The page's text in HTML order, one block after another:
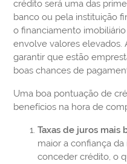
crédito será uma das
banco ou pela instituição
o financiamento
envolve valores elevados.
garantir que estão
boas chances de
Uma boa pontuação de
benefícios na hora de
Taxas de juros mais
maior a confiança
conceder crédito, o